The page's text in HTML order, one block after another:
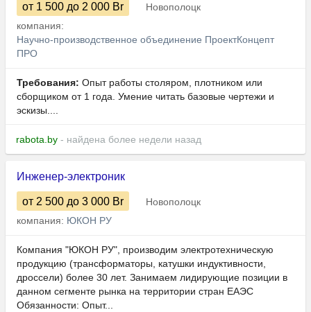
от 1 500 до 2 000 Br
Новополоцк
компания:
Научно-производственное объединение ПроектКонцепт
ПРО
Требования: Опыт работы столяром, плотником или
сборщиком от 1 года. Умение читать базовые чертежи и
эскизы....
rabota.by - найдена более недели назад
Инженер-электроник
от 2 500 до 3 000 Br
Новополоцк
компания: ЮКОН РУ
Компания "ЮКОН РУ", производим электротехническую
продукцию (трансформаторы, катушки индуктивности,
дроссели) более 30 лет. Занимаем лидирующие позиции в
данном сегменте рынка на территории стран ЕАЭС
Обязанности: Опыт...